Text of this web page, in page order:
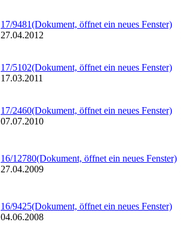
17/9481(Dokument, öffnet ein neues Fenster)
27.04.2012
17/5102(Dokument, öffnet ein neues Fenster)
17.03.2011
17/2460(Dokument, öffnet ein neues Fenster)
07.07.2010
16/12780(Dokument, öffnet ein neues Fenster)
27.04.2009
16/9425(Dokument, öffnet ein neues Fenster)
04.06.2008